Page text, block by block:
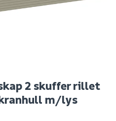
2 skuffer rillet
m/lys